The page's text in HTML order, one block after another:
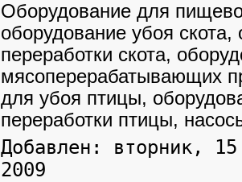
Оборудование для
оборудование убоя
переработки скота,
мясоперерабатывающих
для убоя птицы,
переработки птицы,
Добавлен: вторник,
2009